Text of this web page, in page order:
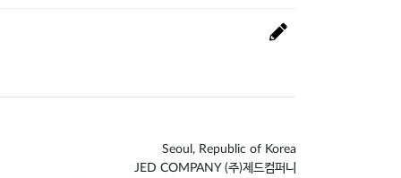
Seoul, Republic of Korea
JED COMPANY (주)제드컴퍼니